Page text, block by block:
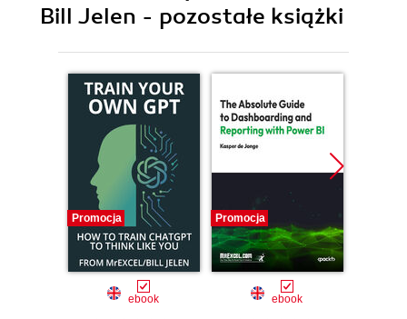
Bill Jelen - pozostałe książki
Promocja
ebook
Promocja
ebook